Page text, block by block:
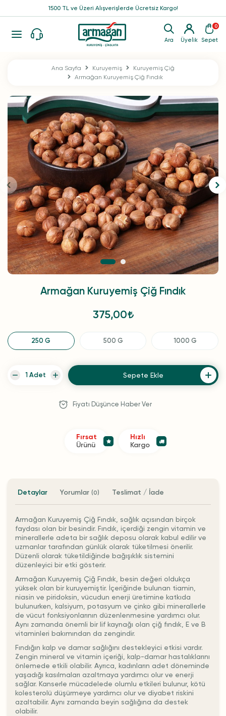
Ara Üyelik
0
Sepet
1500 TL ve Üzeri Alışverişlerde Ücretsiz Kargo!
Ana Sayfa Kuruyemiş
Kuruyemiş Çiğ
Armağan Kuruyemiş Çiğ Fındık
Armağan Kuruyemiş Çiğ Fındık
375,00
250 G 500 G 1000 G
Sepete Ekle
Fiyatı Düşünce Haber Ver
Fırsat
Ürünü
Hızlı
Kargo
Detaylar Yorumlar (0) Teslimat / İade
Armağan Kuruyemiş Çiğ Fındık, sağlık açısından birçok
faydası olan bir besindir. Fındık, içerdiği zengin vitamin ve
minerallerle adeta bir sağlık deposu olarak kabul edilir ve
uzmanlar tarafından günlük olarak tüketilmesi önerilir.
Düzenli olarak tüketildiğinde bağışıklık sistemini
düzenleyici bir etki gösterir.
Armağan Kuruyemiş Çiğ Fındık, besin değeri oldukça
yüksek olan bir kuruyemiştir. İçeriğinde bulunan tiamin,
niasin ve piridoksin, vücudun enerji üretimine katkıda
bulunurken, kalsiyum, potasyum ve çinko gibi minerallerle
de vücut fonksiyonlarının düzenlenmesine yardımcı olur.
Aynı zamanda önemli bir lif kaynağı olan çiğ fındık, E ve B
vitaminleri bakımından da zengindir.
Fındığın kalp ve damar sağlığını destekleyici etkisi vardır.
Zengin mineral ve vitamin içeriği, kalp-damar hastalıklarını
önlemede etkili olabilir. Ayrıca, kadınların adet döneminde
yaşadığı kasılmaları azaltmaya yardımcı olur ve enerji
sağlar. Kanserle mücadelede olumlu etkileri bulunur, kötü
kolesterolü düşürmeye yardımcı olur ve diyabet riskini
azaltabilir. Aynı zamanda beyin sağlığına da destek
olabilir.